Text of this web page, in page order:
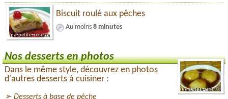
Biscuit roulé aux pêches
Au moins 8 minutes
Nos desserts en photos
Dans le même style, découvrez en photos
d'autres desserts à cuisiner :
Desserts à base de pêche